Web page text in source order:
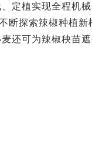
定植实现全程机
断探索辣椒种植
还可为辣椒秧苗